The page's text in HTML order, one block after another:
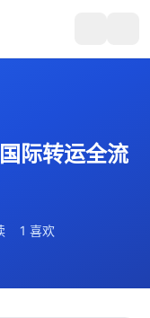
际转运全流
1 喜欢